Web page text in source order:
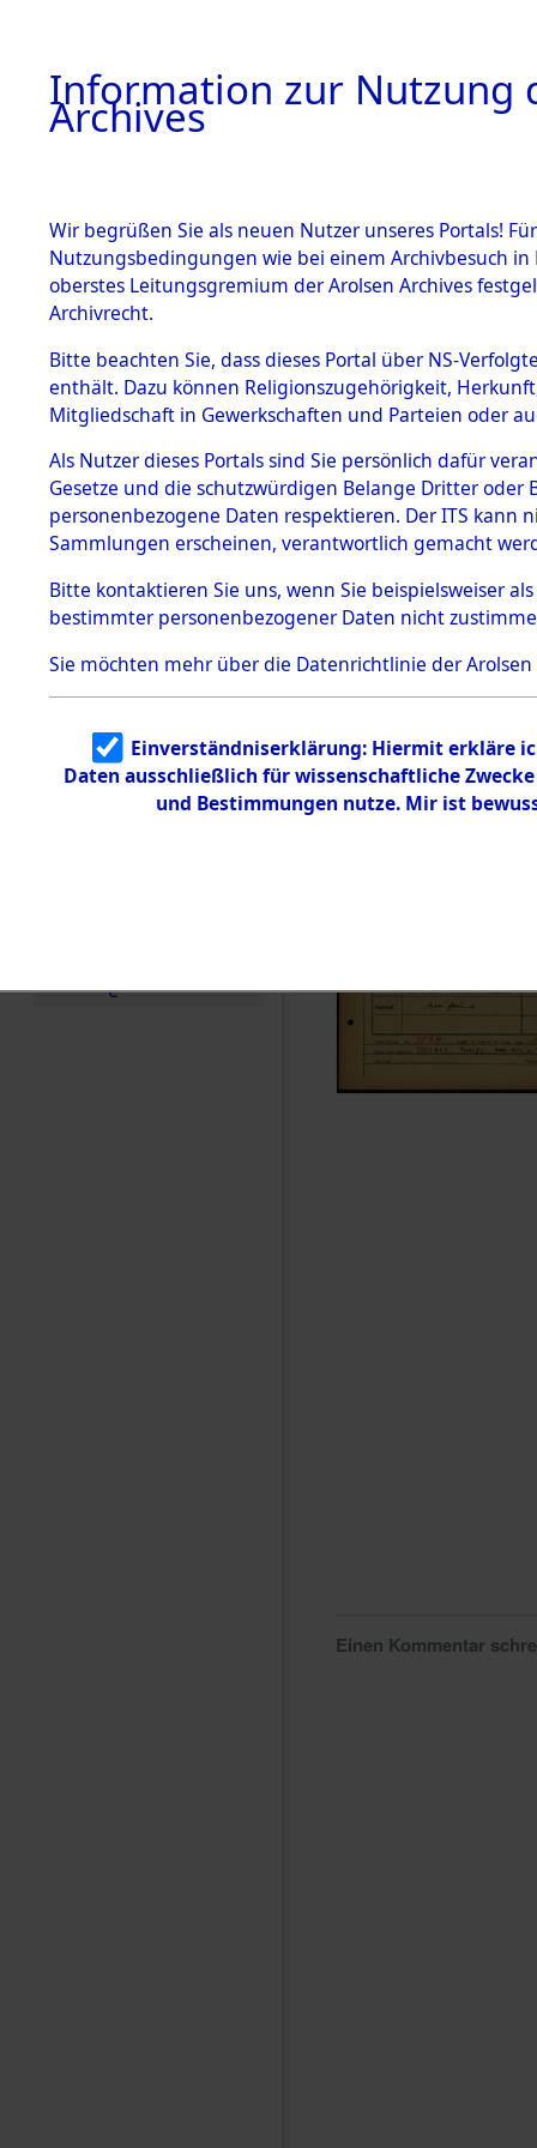
BESTÄNDE
1.
mente
5. Verschiedenes
5.3
Todesmärsche
5.3.1 Alliierte
Erhebungen
zu
Todesmärsch
en
5.3.2
Identifizierun
g
5.3.3
Todesmärsch
e
Dead -
Branch -
0114
Einen Kommentar
Information zur Nutzung
Archives
Wir begrüßen Sie als neuen Nutzer unseres Portals!
Nutzungsbedingungen wie bei einem Archivbesuch
oberstes Leitungsgremium der Arolsen Archives
Archivrecht.
Bitte beachten Sie, dass dieses Portal über NS-
enthält. Dazu können Religionszugehörigkeit,
Mitgliedschaft in Gewerkschaften und Parteien oder
Als Nutzer dieses Portals sind Sie persönlich dafür
Gesetze und die schutzwürdigen Belange Dritter
personenbezogene Daten respektieren. Der ITS
Sammlungen erscheinen, verantwortlich gemacht
Bitte kontaktieren Sie uns, wenn Sie beispielsweiser
bestimmter personenbezogener Daten nicht
Sie möchten mehr über die Datenrichtlinie der Arolsen
Einverständniserklärung: Hiermit erkläre
Daten ausschließlich für wissenschaftliche
und Bestimmungen nutze. Mir ist